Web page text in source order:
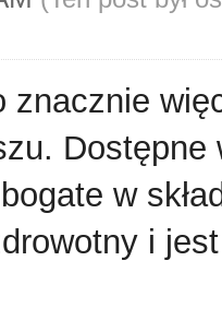
znacznie
w
i